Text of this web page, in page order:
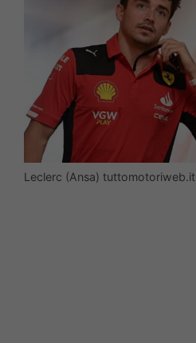
Leclerc (Ansa) tuttomotoriweb.it